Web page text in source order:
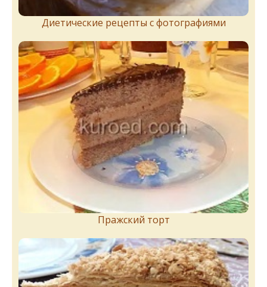
Диетические рецепты с фотографиями
Пражский торт